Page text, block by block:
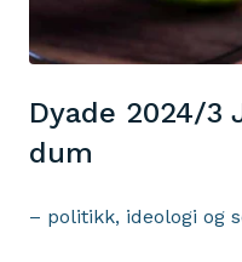
Dyade 2024/3
dum
– politikk, ideologi og